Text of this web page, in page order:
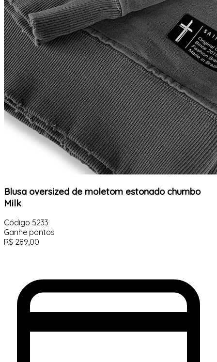
Blusa oversized de moletom estonado chumbo
Milk
Código 5233
Ganhe pontos
R$ 289,00